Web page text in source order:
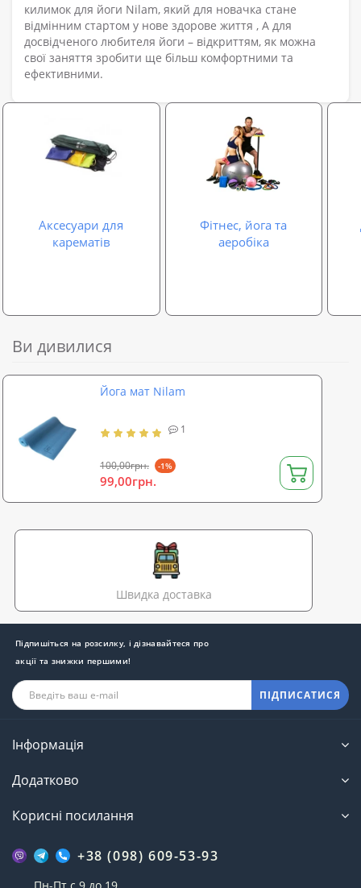
килимок для йоги Nilam, який для новачка стане
відмінним стартом у нове здорове життя , А для
досвідченого любителя йоги – відкриттям, як можна
свої заняття зробити ще більш комфортними та
ефективними.
Аксесуари для
карематів
Фітнес, йога та
аеробіка
Ви дивилися
Йога мат Nilam
1
100,00грн. -1%
99,00грн.
Швидка доставка
Підпишіться на розсилку, і дізнавайтеся про
акції та знижки першими!
ПІДПИСАТИСЯ
Інформація
Додатково
Корисні посилання
+38 (098) 609-53-93